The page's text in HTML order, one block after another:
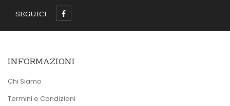
SEGUICI
INFORMAZIONI
Chi Siamo
Termini e Condizioni